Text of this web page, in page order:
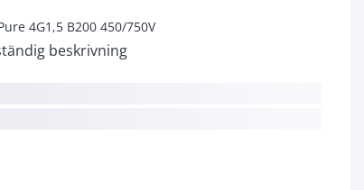
4G1,5 B200 450/750V
beskrivning